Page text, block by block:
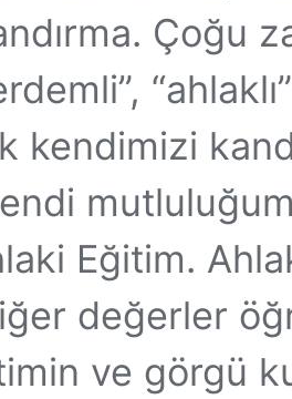
Çoğu
kendimizi
Eğitim.
değerler
ve görgü